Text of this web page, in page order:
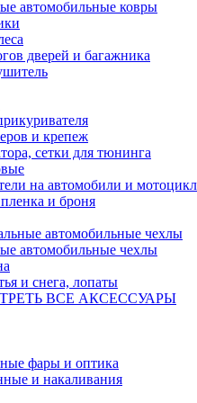
автомобильные ковры
дверей и багажника
и крепеж
сетки для тюнинга
на автомобили и
и броня
автомобильные чехлы
автомобильные чехлы
и снега, лопаты
ВСЕ АКСЕССУАРЫ
фары и оптика
и накаливания